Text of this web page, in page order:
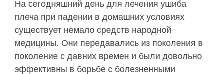
На сегодняшний день для лечения ушиба
плеча при падении в домашних условиях
существует немало средств народной
медицины. Они передавались из поколения в
поколение с давних времен и были довольно
эффективны в борьбе с болезненными